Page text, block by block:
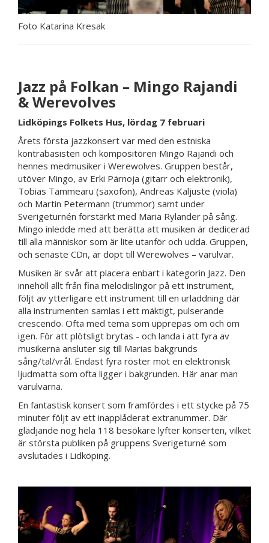
Foto Katarina Kresak
Jazz på Folkan – Mingo Rajandi
& Werevolves
Lidköpings Folkets Hus, lördag 7 februari
Årets första jazzkonsert var med den estniska
kontrabasisten och kompositören Mingo Rajandi och
hennes medmusiker i Werewolves. Gruppen består,
utöver Mingo, av Erki Pärnoja (gitarr och elektronik),
Tobias Tammearu (saxofon), Andreas Kaljuste (viola)
och Martin Petermann (trummor) samt under
Sverigeturnén förstärkt med Maria Rylander på sång.
Mingo inledde med att berätta att musiken är dedicerad
till alla människor som är lite utanför och udda. Gruppen,
och senaste CDn, är döpt till Werewolves – varulvar.
Musiken är svår att placera enbart i kategorin Jazz. Den
innehöll allt från fina melodislingor på ett instrument,
följt av ytterligare ett instrument till en urladdning där
alla instrumenten samlas i ett mäktigt, pulserande
crescendo. Ofta med tema som upprepas om och om
igen. För att plötsligt brytas - och landa i att fyra av
musikerna ansluter sig till Marias bakgrunds
sång/tal/vrål. Endast fyra röster mot en elektronisk
ljudmatta som ofta ligger i bakgrunden. Här anar man
varulvarna.
En fantastisk konsert som framfördes i ett stycke på 75
minuter följt av ett inapplåderat extranummer. Där
glädjande nog hela 118 besökare lyfter konserten, vilket
är största publiken på gruppens Sverigeturné som
avslutades i Lidköping.